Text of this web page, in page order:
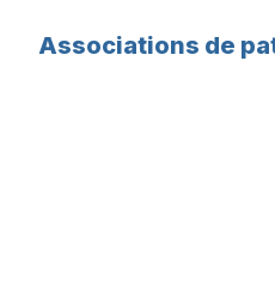
Associations de